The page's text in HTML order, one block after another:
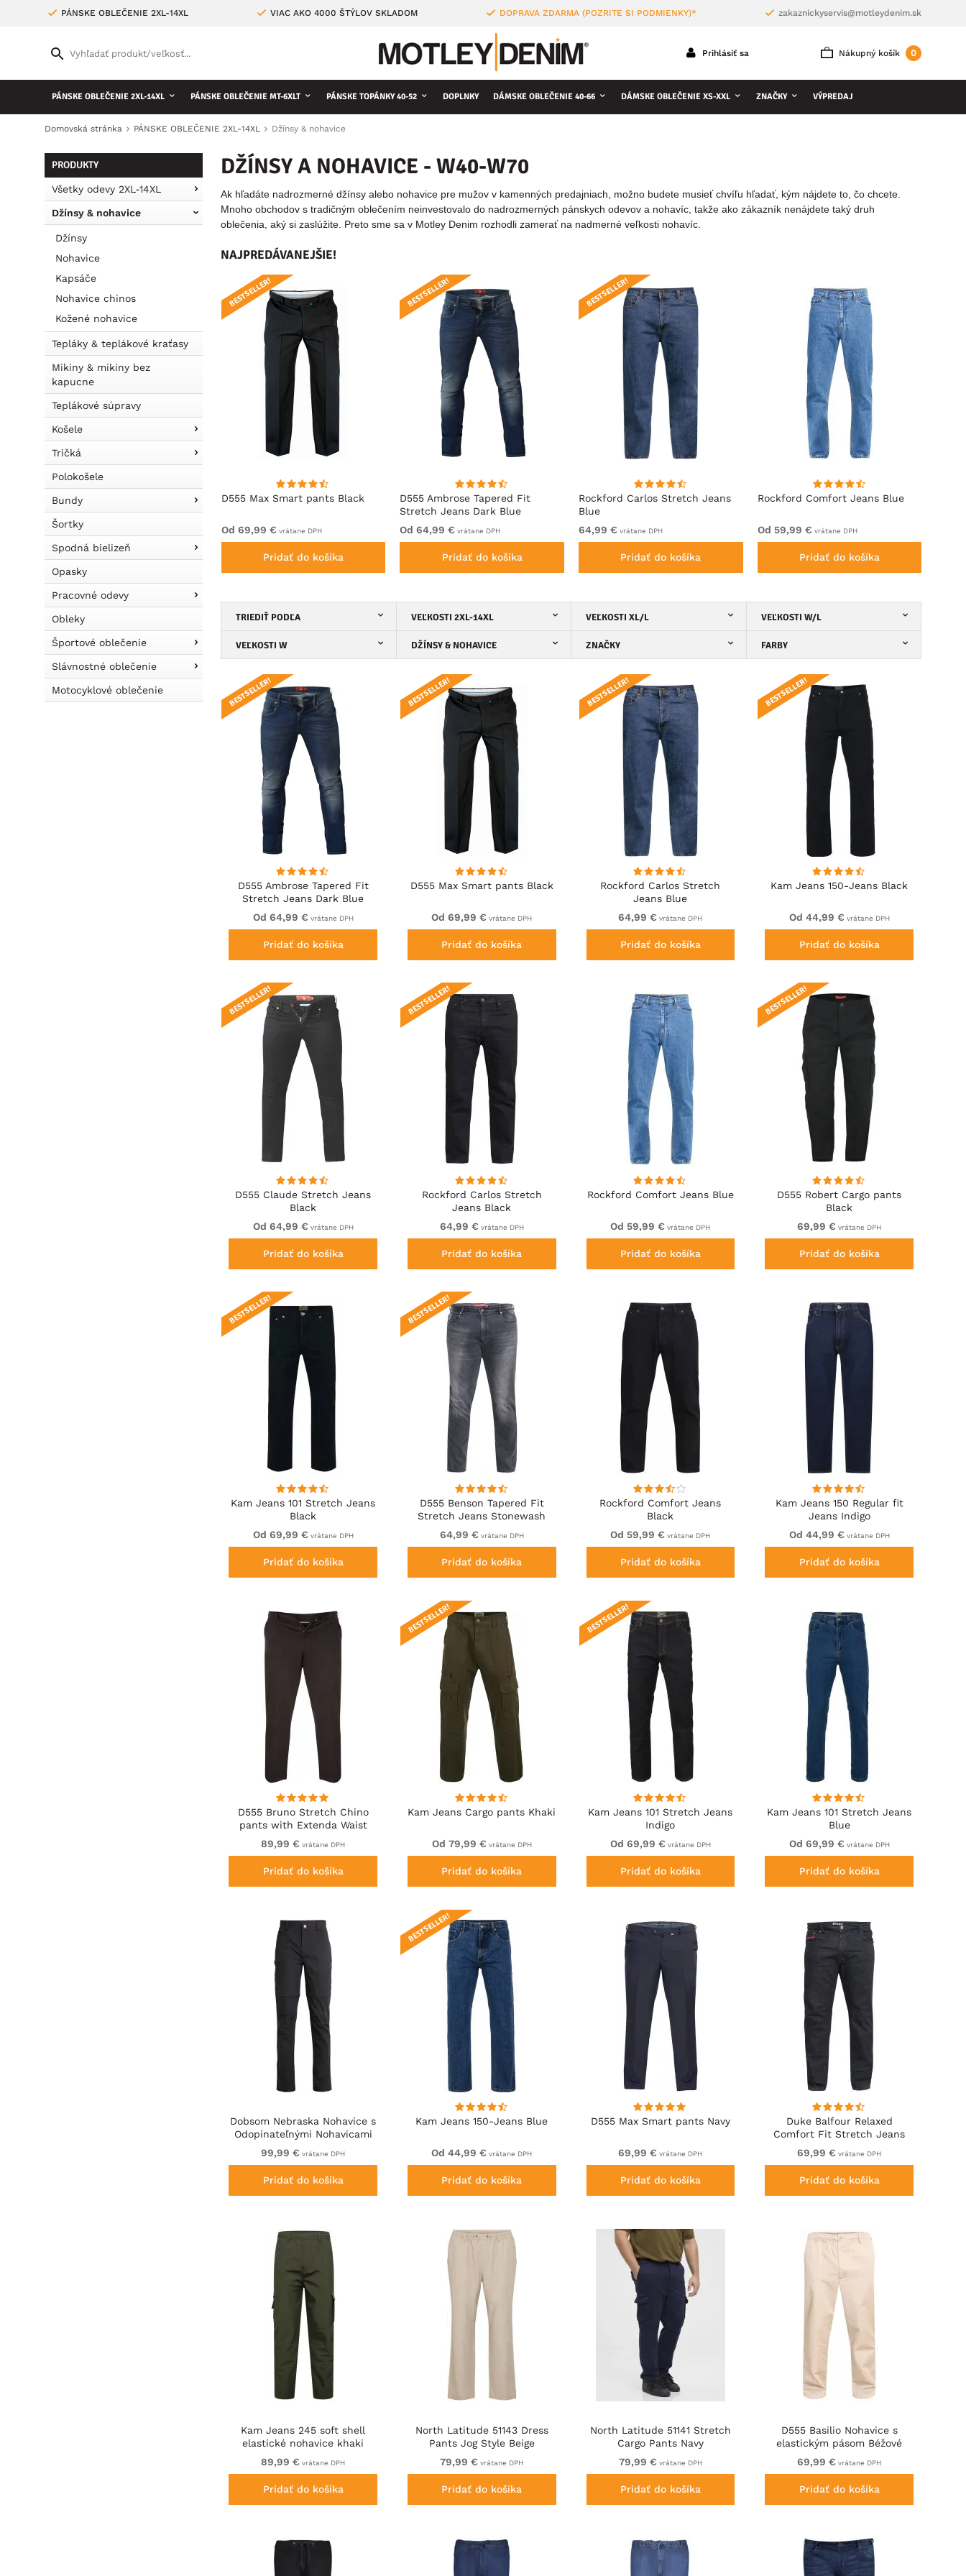
PÁNSKE OBLEČENIE 2XL-14XL VIAC AKO 4000 ŠTÝLOV SKLADOM DOPRAVA ZDARMA (POZRITE SI PODMIENKY)* zakaznickyservis@motleydenim.sk
Nákupný košík 0
Prihlásiť sa
PÁNSKE OBLEČENIE 2XL-14XL PÁNSKE OBLEČENIE MT-6XLT PÁNSKE TOPÁNKY 40-52 DOPLNKY DÁMSKE OBLEČENIE 40-66 DÁMSKE OBLEČENIE XS-XXL ZNAČKY VÝPREDAJ
Domovská stránka PÁNSKE OBLEČENIE 2XL-14XL Džínsy & nohavice
PRODUKTY
Všetky odevy 2XL-14XL
Džínsy & nohavice
Džínsy
Nohavice
Kapsáče
Nohavice chinos
Kožené nohavice
Tepláky & teplákové kraťasy
Mikiny & mikiny bez
kapucne
Teplákové súpravy
Košele
Tričká
Polokošele
Bundy
Šortky
Spodná bielizeň
Opasky
Pracovné odevy
Obleky
Športové oblečenie
Slávnostné oblečenie
Motocyklové oblečenie
DŽÍNSY A NOHAVICE - W40-W70
Ak hľadáte nadrozmerné džínsy alebo nohavice pre mužov v kamenných predajniach, možno budete musieť chvíľu hľadať, kým nájdete to, čo chcete.
Mnoho obchodov s tradičným oblečením neinvestovalo do nadrozmerných pánskych odevov a nohavíc, takže ako zákazník nenájdete taký druh
oblečenia, aký si zaslúžite. Preto sme sa v Motley Denim rozhodli zamerať na nadmerné veľkosti nohavíc.
NAJPREDÁVANEJŠIE!
Kam Jeans 101 Stretch Jeans
Black
BESTSELLER!
Od 69,99 €
Pridať do košíka
D555 Max Smart pants Black
BESTSELLER!
Od 69,99 € vrátane DPH
Pridať do košíka
D555 Ambrose Tapered Fit
Stretch Jeans Dark Blue
BESTSELLER!
Od 64,99 € vrátane DPH
Pridať do košíka
Rockford Carlos Stretch Jeans
Blue
BESTSELLER!
64,99 € vrátane DPH
Pridať do košíka
Rockford Comfort Jeans Blue
Od 59,99 € vrátane DPH
Pridať do košíka
TRIEDIŤ PODĽA VEĽKOSTI 2XL-14XL VEĽKOSTI XL/L VEĽKOSTI W/L
VEĽKOSTI W DŽÍNSY & NOHAVICE ZNAČKY FARBY
D555 Ambrose Tapered Fit
Stretch Jeans Dark Blue
BESTSELLER!
Od 64,99 € vrátane DPH
Pridať do košíka
D555 Max Smart pants Black
BESTSELLER!
Od 69,99 € vrátane DPH
Pridať do košíka
Rockford Carlos Stretch
Jeans Blue
BESTSELLER!
64,99 € vrátane DPH
Pridať do košíka
Kam Jeans 150-Jeans Black
BESTSELLER!
Od 44,99 € vrátane DPH
Pridať do košíka
D555 Claude Stretch Jeans
Black
BESTSELLER!
Od 64,99 € vrátane DPH
Pridať do košíka
Rockford Carlos Stretch
Jeans Black
BESTSELLER!
64,99 € vrátane DPH
Pridať do košíka
Rockford Comfort Jeans Blue
Od 59,99 € vrátane DPH
Pridať do košíka
D555 Robert Cargo pants
Black
BESTSELLER!
69,99 € vrátane DPH
Pridať do košíka
Kam Jeans 101 Stretch Jeans
Black
BESTSELLER!
Od 69,99 € vrátane DPH
Pridať do košíka
D555 Benson Tapered Fit
Stretch Jeans Stonewash
BESTSELLER!
64,99 € vrátane DPH
Pridať do košíka
Rockford Comfort Jeans
Black
Od 59,99 € vrátane DPH
Pridať do košíka
Kam Jeans 150 Regular fit
Jeans Indigo
Od 44,99 € vrátane DPH
Pridať do košíka
D555 Bruno Stretch Chino
pants with Extenda Waist
Black
89,99 € vrátane DPH
Pridať do košíka
Kam Jeans Cargo pants Khaki
BESTSELLER!
Od 79,99 € vrátane DPH
Pridať do košíka
Kam Jeans 101 Stretch Jeans
Indigo
BESTSELLER!
Od 69,99 € vrátane DPH
Pridať do košíka
Kam Jeans 101 Stretch Jeans
Blue
Od 69,99 € vrátane DPH
Pridať do košíka
Dobsom Nebraska Nohavice s
Odopínateľnými Nohavicami
Čierne
99,99 € vrátane DPH
Pridať do košíka
Kam Jeans 150-Jeans Blue
BESTSELLER!
Od 44,99 € vrátane DPH
Pridať do košíka
D555 Max Smart pants Navy
69,99 € vrátane DPH
Pridať do košíka
Duke Balfour Relaxed
Comfort Fit Stretch Jeans
With Elasticated Waist Black
69,99 € vrátane DPH
Pridať do košíka
Kam Jeans 245 soft shell
elastické nohavice khaki
89,99 € vrátane DPH
Pridať do košíka
North Latitude 51143 Dress
Pants Jog Style Beige
79,99 € vrátane DPH
Pridať do košíka
North Latitude 51141 Stretch
Cargo Pants Navy
79,99 € vrátane DPH
Pridať do košíka
D555 Basilio Nohavice s
elastickým pásom Béžové
69,99 € vrátane DPH
Pridať do košíka